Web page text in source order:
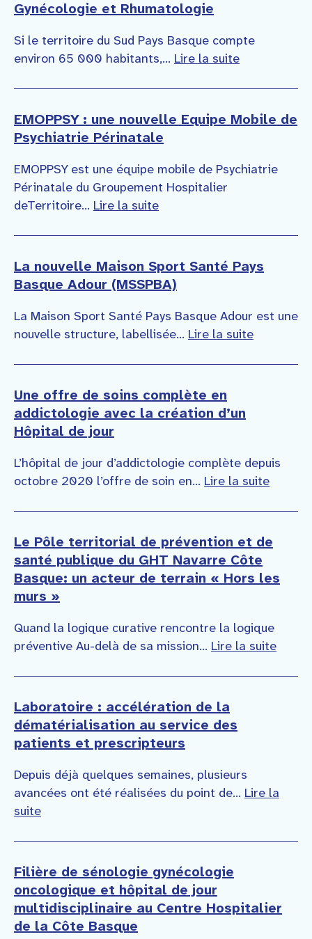
Gynécologie et Rhumatologie
Si le territoire du Sud Pays Basque compte
environ 65 000 habitants,... Lire la suite
EMOPPSY : une nouvelle Equipe Mobile de
Psychiatrie Périnatale
EMOPPSY est une équipe mobile de Psychiatrie
Périnatale du Groupement Hospitalier
deTerritoire... Lire la suite
La nouvelle Maison Sport Santé Pays
Basque Adour (MSSPBA)
La Maison Sport Santé Pays Basque Adour est une
nouvelle structure, labellisée... Lire la suite
Une offre de soins complète en
addictologie avec la création d’un
Hôpital de jour
L’hôpital de jour d’addictologie complète depuis
octobre 2020 l’offre de soin en... Lire la suite
Le Pôle territorial de prévention et de
santé publique du GHT Navarre Côte
Basque: un acteur de terrain « Hors les
murs »
Quand la logique curative rencontre la logique
préventive Au-delà de sa mission... Lire la suite
Laboratoire : accélération de la
dématérialisation au service des
patients et prescripteurs
Depuis déjà quelques semaines, plusieurs
avancées ont été réalisées du point de... Lire la
suite
Filière de sénologie gynécologie
oncologique et hôpital de jour
multidisciplinaire au Centre Hospitalier
de la Côte Basque